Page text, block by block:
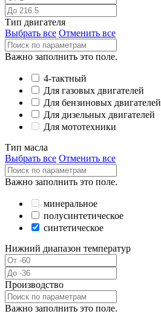
Тип двигателя
Выбрать все Отменить все
Важно заполнить это поле.
4-тактный
Для газовых двигателей
Для бензиновых двигателей
Для дизельных двигателей
Для мототехники
Тип масла
Выбрать все Отменить все
Важно заполнить это поле.
минеральное
полусинтетическое
синтетическое
Нижний диапазон температур
Производство
Важно заполнить это поле.